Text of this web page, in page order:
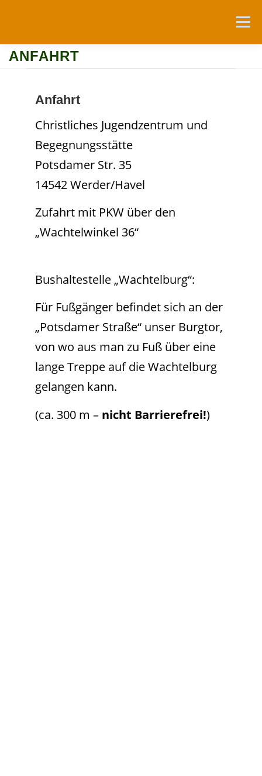
Menü
RESERVIERUNGSANFRAGEN
ANFAHRT
Anfahrt
Christliches Jugendzentrum und
Begegnungsstätte
Potsdamer Str. 35
14542 Werder/Havel
Zufahrt mit PKW über den
„Wachtelwinkel 36“
Bushaltestelle „Wachtelburg“:
Für Fußgänger befindet sich an der
„Potsdamer Straße“ unser Burgtor,
von wo aus man zu Fuß über eine
lange Treppe auf die Wachtelburg
gelangen kann.
(ca. 300 m – nicht Barrierefrei!)